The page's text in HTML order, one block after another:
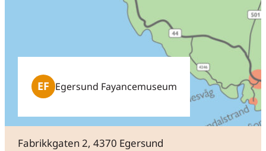
EF Egersund Fayancemuseum
Fabrikkgaten 2, 4370 Egersund